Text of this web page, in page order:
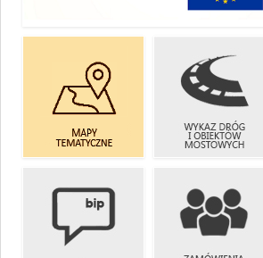
MAPY
TEMATYCZNE
WYKAZ DRÓG
I OBIEKTÓW